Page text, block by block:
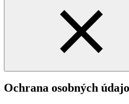
Ochrana osobných